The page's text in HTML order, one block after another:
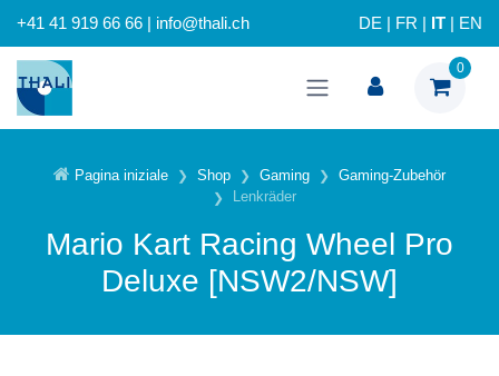
+41 41 919 66 66 | info@thali.ch DE FR IT EN
0
Pagina iniziale Shop Gaming
Gaming-Zubehör
Lenkräder
Mario Kart Racing Wheel Pro
Deluxe [NSW2/NSW]